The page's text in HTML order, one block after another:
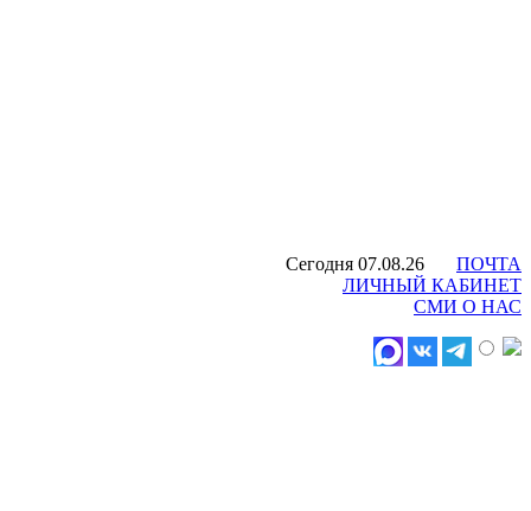
Сегодня 07.08.26
ПОЧТА
ЛИЧНЫЙ КАБИНЕТ
СМИ О НАС